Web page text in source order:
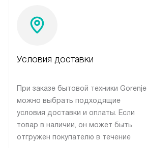
Условия доставки
При заказе бытовой техники Gorenje
можно выбрать подходящие
условия доставки и оплаты. Если
товар в наличии, он может быть
отгружен покупателю в течение